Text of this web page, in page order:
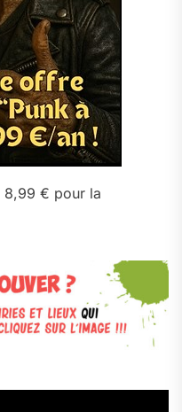
8,99 € pour la